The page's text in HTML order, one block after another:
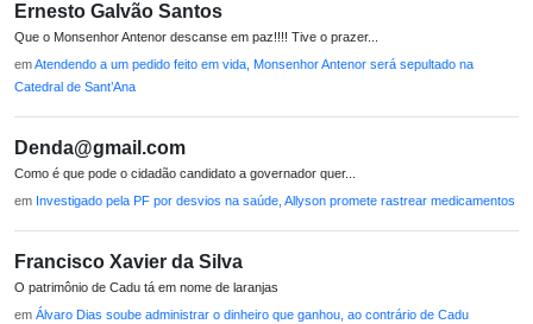
Ernesto Galvão Santos
Que o Monsenhor Antenor descanse em paz!!!! Tive o prazer...
emAtendendo a um pedido feito em vida, Monsenhor Antenor será sepultado na
Catedral de Sant’Ana
Denda@gmail.com
Como é que pode o cidadão candidato a governador quer...
em Investigado pela PF por desvios na saúde, Allyson promete rastrear medicamentos
Francisco Xavier da Silva
O patrimônio de Cadu tá em nome de laranjas
em Álvaro Dias soube administrar o dinheiro que ganhou, ao contrário de Cadu